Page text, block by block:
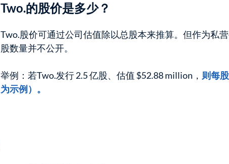
Two.的股价是多少？
Two.股价可通过公司估值除以总股本来推算。但作为私
股数量并不公开。
举例：若Two.发行 2.5 亿股、估值 $52.88 million， 则每
为示例）。